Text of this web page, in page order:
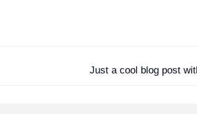
Just a cool blog post